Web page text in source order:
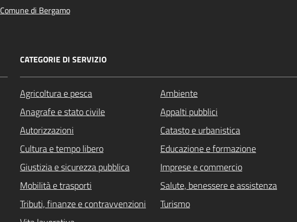
Comune di Bergamo
CATEGORIE DI SERVIZIO
Agricoltura e pesca
Ambiente
Anagrafe e stato civile
Appalti pubblici
Autorizzazioni
Catasto e urbanistica
Cultura e tempo libero
Educazione e formazione
Giustizia e sicurezza pubblica
Imprese e commercio
Mobilità e trasporti
Salute, benessere e assistenza
Tributi, finanze e contravvenzioni
Turismo